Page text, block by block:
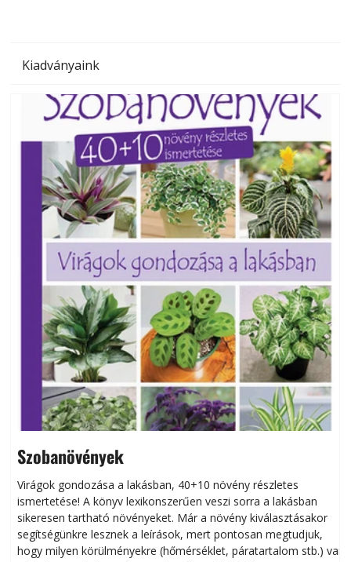
Kiadványaink
Szobanövények
Virágok gondozása a lakásban, 40+10 növény részletes
ismertetése! A könyv lexikonszerűen veszi sorra a lakásban
sikeresen tart­ha­tó növényeket. Már a növény kiválasztásakor
segítségünkre lesznek a leírások, mert pontosan megtudjuk,
hogy milyen körülményekre (hőmérséklet, páratartalom stb.) van